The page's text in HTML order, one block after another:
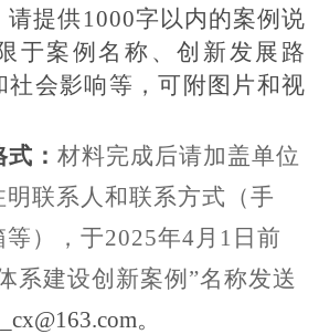
请提供1000字以内的案例说
于案例名称、创新 发展路
社会影响等，可附图片和视
： 材料完成后请加盖单位
联系人和联系方式（手
），于2025年4 月 1日前
系建设创新案例 ”名称发送
。